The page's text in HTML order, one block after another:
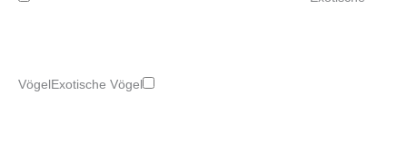
Vögel Exotische Vögel